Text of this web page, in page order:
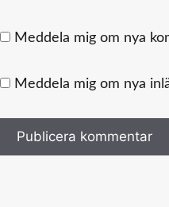
Meddela mig om nya
Meddela mig om nya